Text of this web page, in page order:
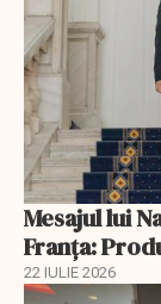
Mesajul lui
Franța:
22 IULIE 2026